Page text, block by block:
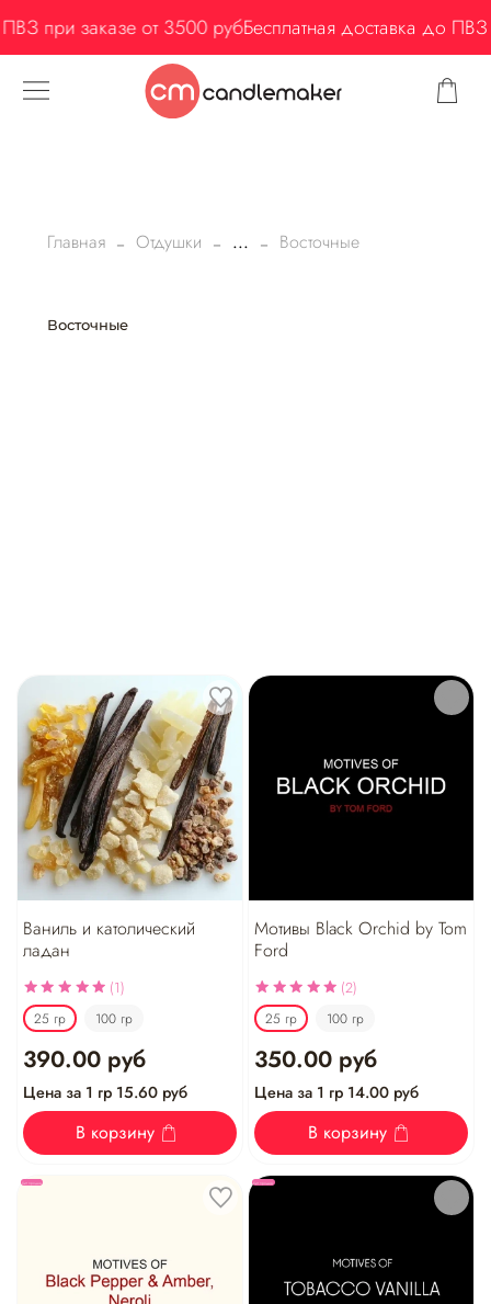
при заказе от 3500 рубБесплатная доставка до ПВЗ
Главная Отдушки ... Восточные
Восточные
Ваниль и католический
ладан
(1)
25 гр 100 гр
390.00 руб
Цена за 1 гр 15.60 руб
В корзину
Мотивы Black Orchid by Tom
Ford
(2)
25 гр 100 гр
350.00 руб
Цена за 1 гр 14.00 руб
В корзину
Хит продаж Хит продаж